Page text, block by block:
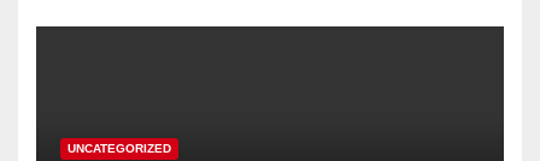
UNCATEGORIZED